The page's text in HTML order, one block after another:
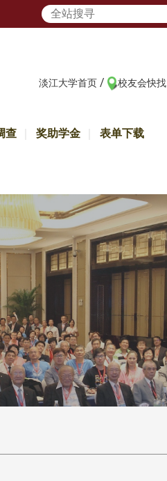
淡江大学首页 / 校友会快找
查 奖助学金 表单下载